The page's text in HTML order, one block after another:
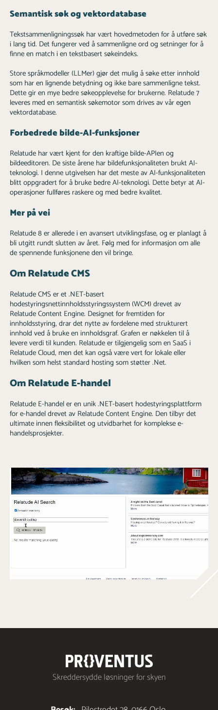
Semantisk søk og vektordatabase
Tekstsammenligningssøk har vært hovedmetoden for å utføre søk
i lang tid. Det fungerer ved å sammenligne ord og setninger for å
finne en match i en tekstbasert søkeindeks.
Store språkmodeller (LLMer) gjør det mulig å søke etter innhold
som har en lignende betydning og ikke bare sammenligne tekst.
Dette gir en mye bedre søkeopplevelse for brukerne. Relatude 7
leveres med en semantisk søkemotor som drives av vår egen
vektordatabase.
Forbedrede bilde-AI-funksjoner
Relatude har vært kjent for den kraftige bilde-APIen og
bildeeditoren. De siste årene har bildefunksjonaliteten brukt AI-
teknologi. I denne utgivelsen har det meste av AI-funksjonaliteten
blitt oppgradert for å bruke bedre AI-teknologi. Dette betyr at AI-
operasjoner fullføres raskere og med bedre kvalitet.
Mer på vei
Relatude 8 er allerede i en avansert utviklingsfase, og er planlagt å
bli utgitt rundt slutten av året. Følg med for informasjon om alle
de spennende funksjonene den vil bringe.
Om Relatude CMS
Relatude CMS er et .NET-basert
hodestyringsnettinnholdsstyringssystem (WCM) drevet av
Relatude Content Engine. Designet for fremtiden for
innholdsstyring, drar det nytte av fordelene med strukturert
innhold ved å bruke en innholdsgraf. Grafen er nøkkelen til å
levere verdi til kunden. Relatude er tilgjengelig som en SaaS i
Relatude Cloud, men det kan også være vert for lokale eller
hvilken som helst standard hosting som støtter .Net.
Om Relatude E-handel
Relatude E-handel er en unik .NET-basert hodestyringsplattform
for e-handel drevet av Relatude Content Engine. Den tilbyr det
ultimate innen fleksibilitet og utvidbarhet for komplekse e-
handelsprosjekter.
Skreddersydde løsninger for skyen